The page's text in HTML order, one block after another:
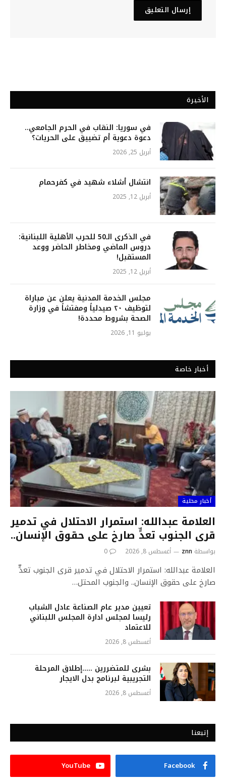
الأخيرة
في سوريا: النقاب في الحرم الجامعي..
دعوة دعوية أم تضييق على الحريات؟
أبريل 25, 2026
انتشال أشلاء شهيد في كفرحمام
أبريل 12, 2025
في الذكرى الـ50 للحرب الأهلية اللبنانية:
دروس الماضي ومخاطر الحاضر ووعد
المستقبل!
أبريل 12, 2025
مجلس الخدمة المدنية يعلن عن مباراة
لتوظيف ٢٠ صيدلياً ومفتشاً في وزارة
الصحة بشروط محددة!
يوليو 11, 2026
أخبار خاصة
أخبار محلية
العلامة عبدالله: استمرار الاحتلال في تدمير
قرى الجنوب تعدٍّ صارخ على حقوق الإنسان..
بواسطة znn أغسطس 8, 2026 0
العلامة عبدالله: استمرار الاحتلال في تدمير قرى الجنوب تعدٍّ
صارخ على حقوق الإنسان.. والجنوب المحتل…
تعيين مدير عام الصناعة عادل الشباب
رئيسا لمجلس ادارة المجلس اللبناني
للاعتماد
أغسطس 8, 2026
بشرى للمتضررين …..إطلاق المرحلة
التجريبية لبرنامج بدل الايجار
أغسطس 8, 2026
إتبعنا
Facebook
YouTube